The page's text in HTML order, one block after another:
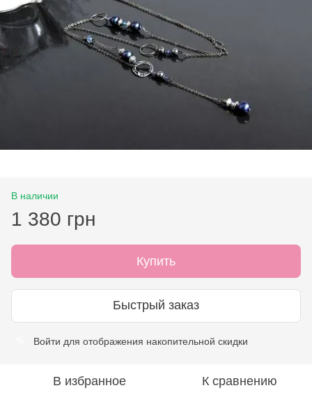
В наличии
1 380 грн
Купить
Быстрый заказ
Войти для отображения накопительной скидки
В избранное К сравнению